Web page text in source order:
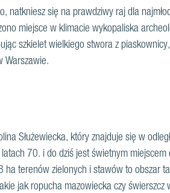
natkniesz się na prawdziwy raj dla
miejsce w klimacie wykopaliska
szkielet wielkiego stwora z
Warszawie.
Służewiecka, który znajduje się w
70. i do dziś jest świetnym
ha terenów zielonych i stawów to obszar
jak ropucha mazowiecka czy